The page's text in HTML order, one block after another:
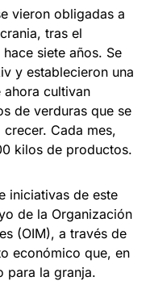
vieron obligadas a
tras el
siete años. Se
y establecieron una
ahora cultivan
de verduras que se
Cada mes,
kilos de productos.
iniciativas de este
de la Organización
(OIM), a través de
económico que, en
para la granja.